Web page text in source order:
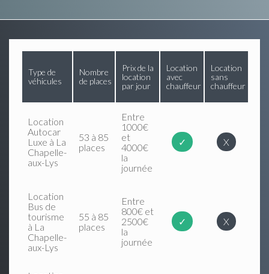
Type de
véhicules
Nombre
de places
Prix de la
location
par jour
Location
avec
chauffeur
Location
sans
chauffeur
Location
Autocar
Luxe à La
Chapelle-
aux-Lys
53 à 85
places
Entre
1000€
et
4000€
la
journée
✓ X
Location
Bus de
tourisme
à La
Chapelle-
aux-Lys
55 à 85
places
Entre
800€ et
2500€
la
journée
✓ X